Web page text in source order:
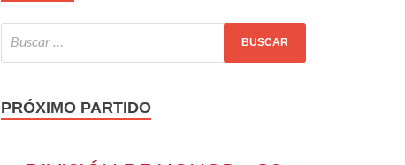
PRÓXIMO PARTIDO